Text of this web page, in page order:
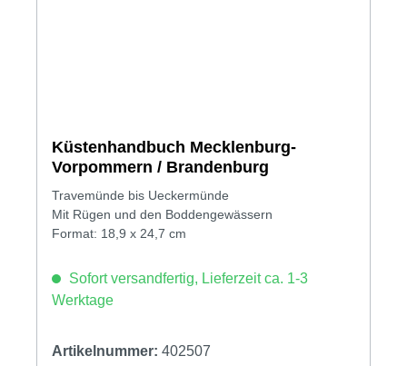
Küstenhandbuch Mecklenburg-
Vorpommern / Brandenburg
Travemünde bis Ueckermünde
Mit Rügen und den Boddengewässern
Format: 18,9 x 24,7 cm
Sofort versandfertig, Lieferzeit ca. 1-3
Werktage
Artikelnummer: 402507